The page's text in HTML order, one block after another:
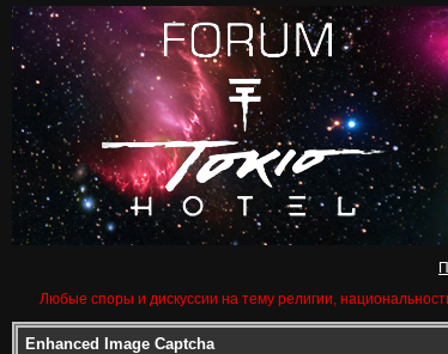
Любые споры и дискуссии на тему религии,
Enhanced Image Captcha